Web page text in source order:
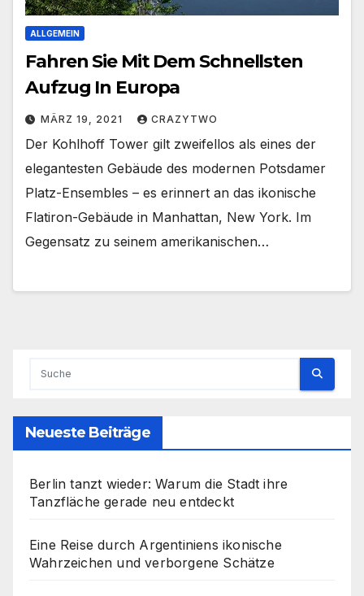
ALLGEMEIN
Fahren Sie Mit Dem Schnellsten
Aufzug In Europa
MÄRZ 19, 2021 CRAZYTWO
Der Kohlhoff Tower gilt zweifellos als eines der
elegantesten Gebäude des modernen Potsdamer
Platz-Ensembles – es erinnert an das ikonische
Flatiron-Gebäude in Manhattan, New York. Im
Gegensatz zu seinem amerikanischen…
Neueste Beiträge
Berlin tanzt wieder: Warum die Stadt ihre
Tanzfläche gerade neu entdeckt
Eine Reise durch Argentiniens ikonische
Wahrzeichen und verborgene Schätze